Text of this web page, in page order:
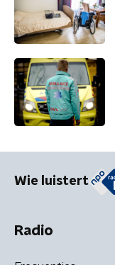
Wie luistert
Radio